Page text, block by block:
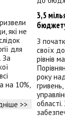
які не
для
За
на 10%,
>>
3,5
З
своїх
рівнів
року